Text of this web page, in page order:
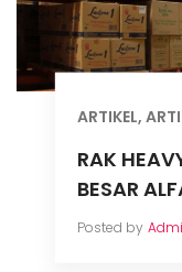
ARTIKEL,
RAK
BESAR
Posted by